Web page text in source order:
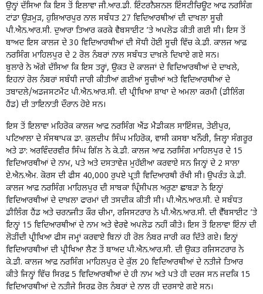
ਉਨ੍ਹਾਂ ਦੱਸਿਆ ਕਿ ਇਸ ਤੋਂ ਇਲਾਵਾ ਜੀ.ਆਰ.ਡੀ. ਇੰਟਰਨੈਸ਼ਨਲ ਇੰਸਟੀਚਿਊਟ ਆਫ ਨਰਸਿੰਗ
ਟਾਂਡਾ ਉੜਮੁੜ, ਹੁਸ਼ਿਆਰਪੁਰ ਨਾਲ ਸਬੰਧਤ 27 ਵਿਦਿਆਰਥੀਆਂ ਦੀ ਦਾਖਲਾ ਸੂਚੀ
ਪੀ.ਐਨ.ਆਰ.ਸੀ. ਦੁਆਰਾ ਤਿਆਰ ਕਰਕੇ ਵੈਬਸਾਈਟ ’ਤੇ ਅਪਲੋਡ ਕੀਤੀ ਗਈ ਸੀ। ਇਸ ਤੋਂ
ਬਾਅਦ ਇਸ ਕਾਲਜ ਦੇ 30 ਵਿਦਿਆਰਥੀਆਂ ਦੀ ਸੋਧੀ ਹੋਈ ਸੂਚੀ ਵਿੱਚ ਕੇ.ਡੀ. ਕਾਲਜ ਆਫ਼
ਨਰਸਿੰਗ ਮਾਹਿਲਪੁਰ ਦੇ 2 ਰੋਲ ਨੰਬਰਾਂ ਨਾਲ ਸਬੰਧਤ ਦਾਖ਼ਲੇ ਦਿਖਾਏ ਗਏ ਸਨ।
ਬੁਲਾਰੇ ਨੇ ਅੱਗੇ ਦੱਸਿਆ ਕਿ ਇਸ ਤਰ੍ਹਾਂ, ਉਕਤ ਦੋ ਕਾਲਜਾਂ ਦੇ ਵਿਦਿਆਰਥੀਆਂ ਦੇ ਦਾਖਲੇ,
ਇਹਨਾਂ ਰੋਲ ਨੰਬਰਾਂ ਸਬੰਧੀ ਜਾਰੀ ਕੀਤੀਆਂ ਗਈਆਂ ਸੂਚੀਆਂ ਅਤੇ ਵਿਦਿਆਰਥੀਆਂ ਦੇ
ਤਬਾਦਲੇ/ਅਡਜਸਟਮੈਂਟ ਪੀ.ਐਨ.ਆਰ.ਸੀ. ਦੀ ਪ੍ਰੀਖਿਆ ਸ਼ਾਖਾ ਦੇ ਅਮਲਾ ਕਰਮੀ (ਡੀਲਿੰਗ
ਹੈਂਡ) ਦੀ ਤਾਇਨਾਤੀ ਦੌਰਾਨ ਹੋਏ ਸਨ।
ਇਸ ਤੋਂ ਇਲਾਵਾ ਮਹਿਰੋਕ ਕਾਲਜ ਆਫ਼ ਨਰਸਿੰਗ ਐਂਡ ਮੈਡੀਕਲ ਸਾਇੰਸਜ਼, ਤੇਈਪੁਰ,
ਪਟਿਆਲਾ ਦੇ ਸੰਸਥਾਪਕ ਡਾ. ਕੁਲਦੀਪ ਸਿੰਘ ਮਹਿਰੋਕ, ਵਾਸੀ ਕਸਬਾ ਖਨੌਰੀ, ਜਿਲ੍ਹਾ ਸੰਗਰੂਰ
ਅਤੇ ਡਾ: ਅਰਵਿੰਦਰਵੀਰ ਸਿੰਘ ਗਿੱਲ ਨੇ ਕੇ.ਡੀ. ਕਾਲਜ ਆਫ਼ ਨਰਸਿੰਗ ਮਾਹਿਲਪੁਰ ਦੇ 15
ਵਿਦਿਆਰਥੀਆਂ ਦੇ ਨਾਮ, ਪਤੇ ਅਤੇ ਦਸਤਾਵੇਜ਼ ਮੁਹੱਈਆ ਕਰਵਾਏ ਸਨ ਜਿਨ੍ਹਾਂ ਦੇ 2 ਸਾਲਾ
ਏ.ਐਨ.ਐਮ. ਕੋਰਸ ਦੀ ਫੀਸ 40,000 ਰੁਪਏ ਪ੍ਰਤੀ ਵਿਦਿਆਰਥੀ ਰੱਖੀ ਸੀ। ਉਪਰੰਤ ਕੇ.ਡੀ.
ਕਾਲਜ ਆਫ਼ ਨਰਸਿੰਗ ਮਾਹਿਲਪੁਰ ਦੀ ਸਾਬਕਾ ਪ੍ਰਿੰਸੀਪਲ ਅਰੁਣਾ ਛਾਬੜਾ ਨੇ ਇਨ੍ਹਾਂ
ਵਿਦਿਆਰਥੀਆਂ ਦੇ ਦਾਖ਼ਲਾ ਫਾਰਮਾਂ ਦੀ ਤਸਦੀਕ ਕੀਤੀ ਸੀ। ਪੀ.ਐਨ.ਆਰ.ਸੀ. ਦੇ ਸਬੰਧਤ
ਡੀਲਿੰਗ ਹੈਂਡ ਅਤੇ ਚਰਨਜੀਤ ਕੌਰ ਚੀਮਾ, ਰਜਿਸਟਰਾਰ ਨੇ ਪੀ.ਐਨ.ਆਰ.ਸੀ. ਦੀ ਵੈੱਬਸਾਈਟ ’ਤੇ
ਇਨ੍ਹਾਂ 15 ਵਿਦਿਆਰਥੀਆਂ ਦੇ ਨਾਮ ਅਤੇ ਵੇਰਵੇ ਅਪਲੋਡ ਨਹੀਂ ਕੀਤੇ। ਇਸ ਤੋਂ ਇਲਾਵਾ ਇੰਨਾਂ ਦੀ
ਲੋੜੀਂਦੀ ਪ੍ਰੀਖਿਆ ਫੀਸ ਜਮ੍ਹਾਂ ਕਰਵਾਏ ਬਿਨਾਂ ਹੀ ਰੋਲ ਨੰਬਰ ਜਾਰੀ ਕਰ ਦਿੱਤੇ ਗਏ। ਇਨ੍ਹਾਂ
ਵਿਦਿਆਰਥੀਆਂ ਦੀ ਪ੍ਰੀਖਿਆ ਲੈਣ ਤੋਂ ਬਾਅਦ ਪੀ.ਐਨ.ਆਰ.ਸੀ. ਦੀ ਉਕਤ ਰਜਿਸਟਰਾਰ ਨੇ
ਕੇ.ਡੀ. ਕਾਲਜ ਆਫ਼ ਨਰਸਿੰਗ ਮਾਹਿਲਪੁਰ ਦੇ ਕੁੱਲ 20 ਵਿਦਿਆਰਥੀਆਂ ਦੇ ਨਤੀਜੇ ਤਿਆਰ
ਕੀਤੇ ਜਿਨ੍ਹਾਂ ਵਿੱਚ ਸਿਰਫ਼ 5 ਵਿਦਿਆਰਥੀਆਂ ਦੇ ਹੀ ਨਾਮ ਅਤੇ ਪਤੇ ਹੀ ਦਰਜ ਸਨ ਜਦਕਿ 15
ਵਿਦਿਆਰਥੀਆਂ ਦੇ ਨਤੀਜੇ ਸਿਰਫ਼ ਰੋਲ ਨੰਬਰਾਂ ਦੇ ਨਾਲ ਹੀ ਦਰਸਾਏ ਗਏ ਸਨ।